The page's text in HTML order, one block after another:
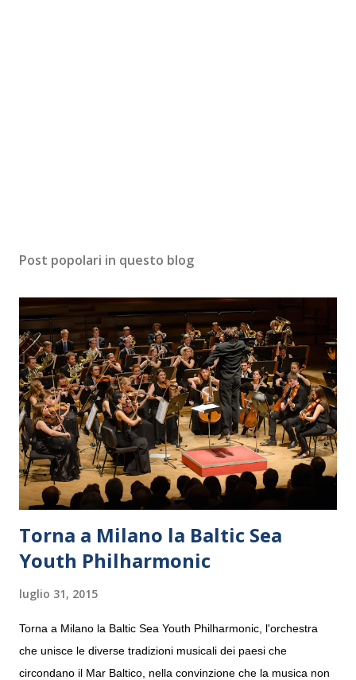
Post popolari in questo blog
Torna a Milano la Baltic Sea
Youth Philharmonic
luglio 31, 2015
Torna a Milano la Baltic Sea Youth Philharmonic, l'orchestra
che unisce le diverse tradizioni musicali dei paesi che
circondano il Mar Baltico, nella convinzione che la musica non